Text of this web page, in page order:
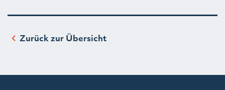
Zurück zur Übersicht